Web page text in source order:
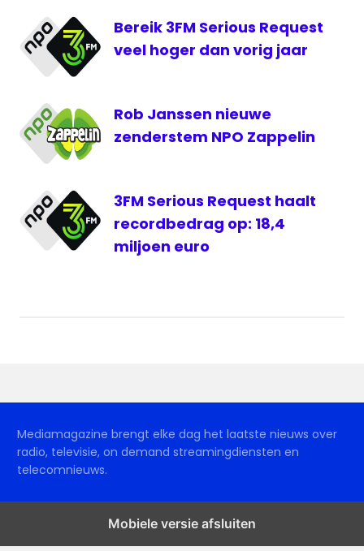
NPO
3FM
OOG
Radio
Bereik 3FM Serious Request
veel hoger dan vorig jaar
Rob Janssen nieuwe
zenderstem NPO Zappelin
3FM Serious Request haalt
recordbedrag op: 18,4
miljoen euro
Mediamagazine brengt elke dag het laatste nieuws over
radio, televisie, on demand streamingdiensten en
telecomnieuws.
Mobiele versie afsluiten